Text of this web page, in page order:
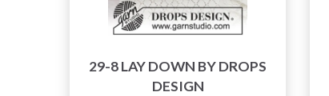
29-8 LAY DOWN BY DROPS
DESIGN